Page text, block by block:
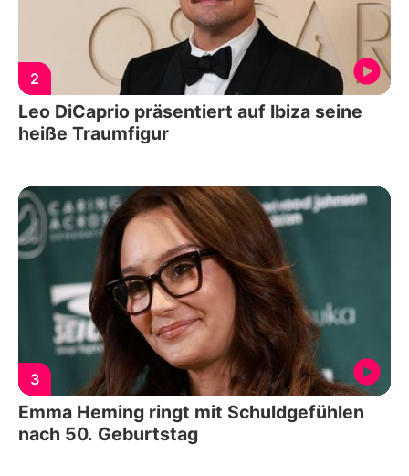
2
Leo DiCaprio präsentiert auf Ibiza seine
heiße Traumfigur
3
Emma Heming ringt mit Schuldgefühlen
nach 50. Geburtstag